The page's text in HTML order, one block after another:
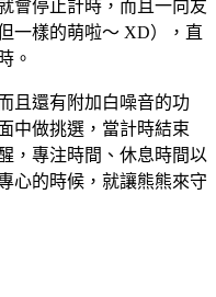
會停止計時，而且一向友
一樣的萌啦～ XD），直
。
且還有附加白噪音的功
中做挑選，當計時結束
，專注時間、休息時間以
心的時候，就讓熊熊來守